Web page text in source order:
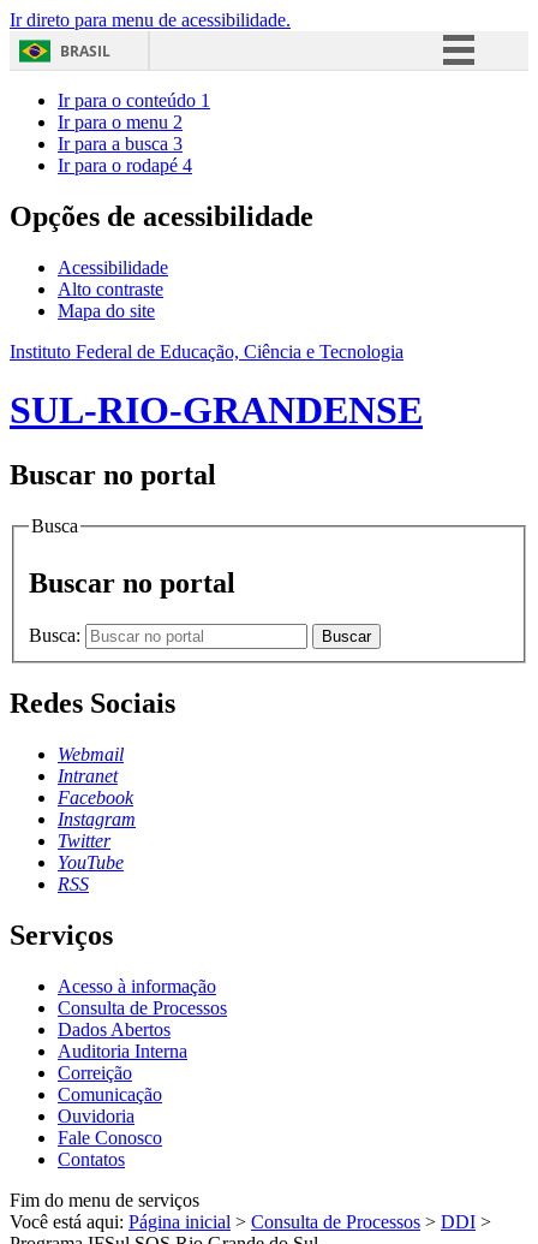
Ir direto para menu de acessibilidade.
BRASIL
Acesso à informação
Ir para o conteúdo 1
Ir para o menu 2
Ir para a busca 3
Ir para o rodapé 4
Opções de acessibilidade
Acessibilidade
Alto contraste
Mapa do site
Instituto Federal de Educação, Ciência e Tecnologia
SUL-RIO-GRANDENSE
Buscar no portal
Busca
Buscar no portal
Busca: Buscar
Redes Sociais
Webmail
Intranet
Facebook
Instagram
Twitter
YouTube
RSS
Serviços
Acesso à informação
Consulta de Processos
Dados Abertos
Auditoria Interna
Correição
Comunicação
Ouvidoria
Fale Conosco
Contatos
Fim do menu de serviços
Você está aqui: Página inicial > Consulta de Processos > DDI >